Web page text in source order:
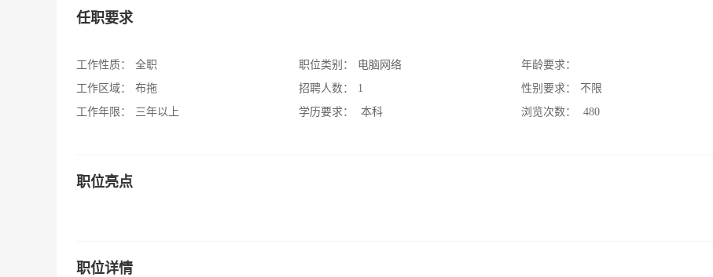
任职要求
工作性质：
全职
工作区域：
布拖
工作年限：
三年以上
职位类别：
电脑网络
招聘人数：
1
学历要求：
本科
年龄要求：
性别要求：
不限
浏览次数：
480
职位亮点
职位详情